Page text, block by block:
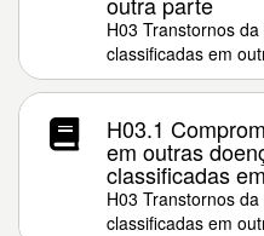
H03 Transtornos
classificadas em
H03.1
em outras
classificadas
H03 Transtornos
classificadas em